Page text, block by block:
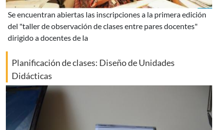
se encuentran abiertas las inscripciones a la primera edición
del "taller de observación de clases entre pares docentes"
dirigido a docentes de la
Planificación de clases: Diseño de Unidades
Didácticas